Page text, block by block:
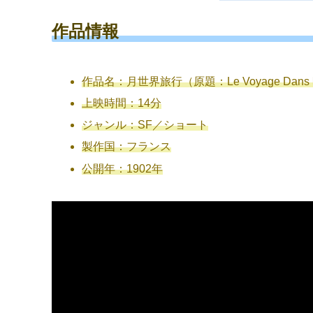
作品情報
作品名：月世界旅行（原題：Le Voyage Dans
上映時間：14分
ジャンル：SF／ショート
製作国：フランス
公開年：1902年